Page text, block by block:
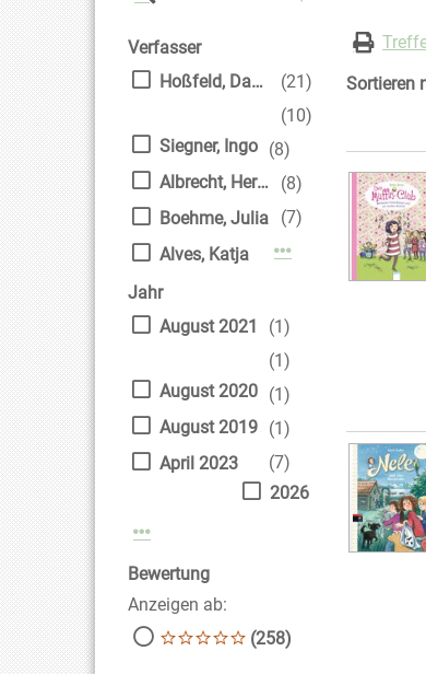
Suchfilter
Zur Trefferliste springen
Verfasser
Hoßfeld, Dagmar
(21)
Siegner, Ingo
(10)
Albrecht, Herdis [Ill.]
(8)
Boehme, Julia
(8)
Alves, Katja
(7)
Mehr Verfasser-
Jahr
August 2021
(1)
August 2020
(1)
August 2019
(1)
April 2023
(1)
2026
(7)
Bewertung
Anzeigen ab:
(258)
Sortieren
Zu den